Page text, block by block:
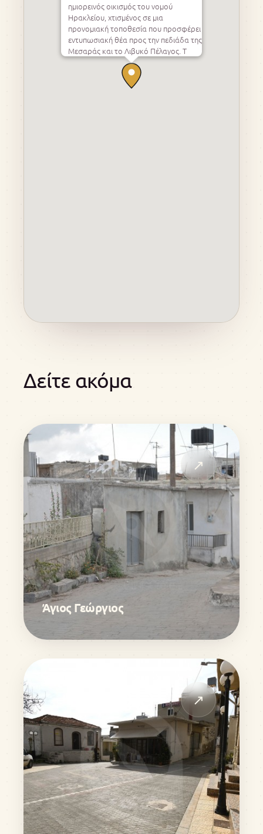
ημιορεινός οικισμός του νομού
Ηρακλείου, χτισμένος σε μια
προνομιακή τοποθεσία που προσφέρει
εντυπωσιακή θέα προς την πεδιάδα της
Μεσαράς και το Λιβυκό Πέλαγος. Τ
Δείτε ακόμα
↗
Άγιος Γεώργιος
↗